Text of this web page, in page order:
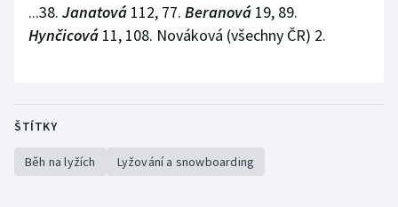
...38. Janatová 112, 77. Beranová 19, 89.
Hynčicová 11, 108. Nováková (všechny ČR) 2.
ŠTÍTKY
Běh na lyžích Lyžování a snowboarding